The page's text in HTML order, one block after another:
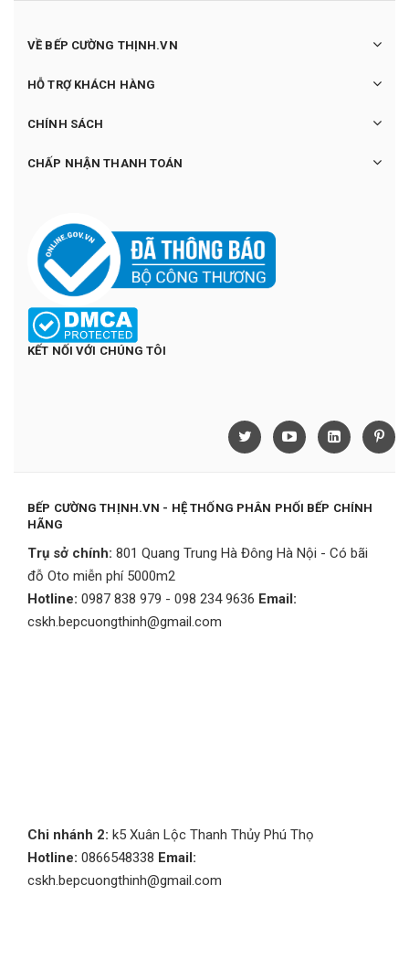
VỀ BẾP CƯỜNG THỊNH.VN
HỖ TRỢ KHÁCH HÀNG
CHÍNH SÁCH
CHẤP NHẬN THANH TOÁN
KẾT NỐI VỚI CHÚNG TÔI
BẾP CƯỜNG THỊNH.VN - HỆ THỐNG PHÂN PHỐI BẾP CHÍNH
HÃNG
Trụ sở chính: 801 Quang Trung Hà Đông Hà Nội - Có bãi
đỗ Oto miễn phí 5000m2
Hotline: 0987 838 979 - 098 234 9636 Email:
cskh.bepcuongthinh@gmail.com
Chi nhánh 2: k5 Xuân Lộc Thanh Thủy Phú Thọ
Hotline: 0866548338 Email:
cskh.bepcuongthinh@gmail.com